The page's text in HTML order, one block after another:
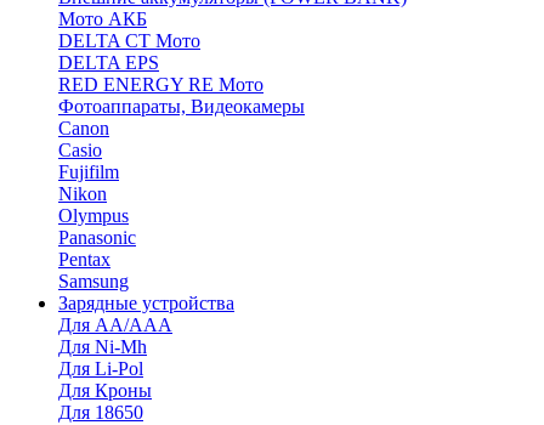
Мото АКБ
DELTA CT Мото
DELTA EPS
RED ENERGY RE Мото
Фотоаппараты, Видеокамеры
Canon
Casio
Fujifilm
Nikon
Olympus
Panasonic
Pentax
Samsung
Зарядные устройства
Для AA/AAA
Для Ni-Mh
Для Li-Pol
Для Кроны
Для 18650